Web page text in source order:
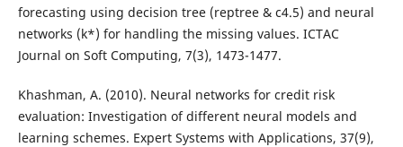
forecasting using decision tree (reptree & c4.5) and neural
networks (k*) for handling the missing values. ICTAC
Journal on Soft Computing, 7(3), 1473-1477.
Khashman, A. (2010). Neural networks for credit risk
evaluation: Investigation of different neural models and
learning schemes. Expert Systems with Applications, 37(9),